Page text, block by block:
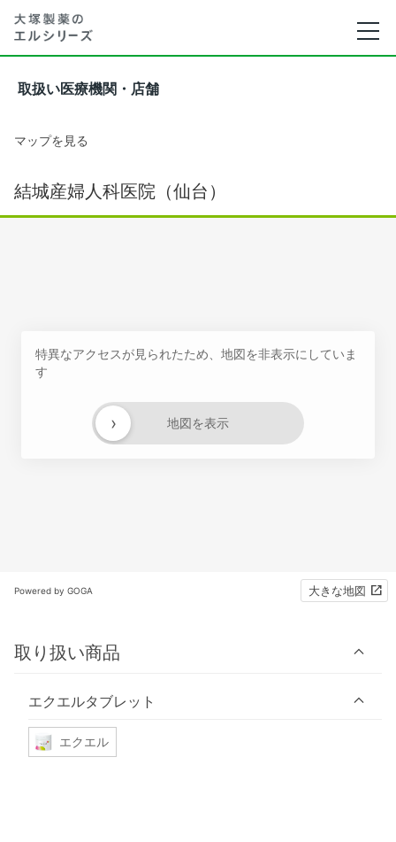
取扱い医療機関・店舗
マップを見る
結城産婦人科医院（仙台）
特異なアクセスが見られたため、地図を非表示にしていま
す
地図を表示
›
Powered by GOGA 大きな地図
取り扱い商品
エクエルタブレット
エクエル